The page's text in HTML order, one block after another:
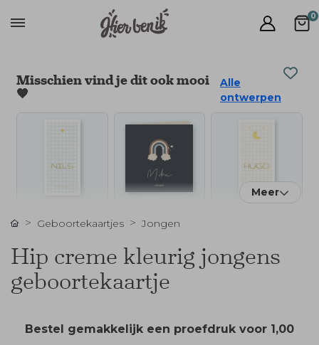
0
Misschien vind je dit ook mooi
🧡
Alle
ontwerpen
Meer
Geboortekaartjes Jongen
Hip creme kleurig jongens
geboortekaartje
Bestel gemakkelijk een proefdruk voor 1,00